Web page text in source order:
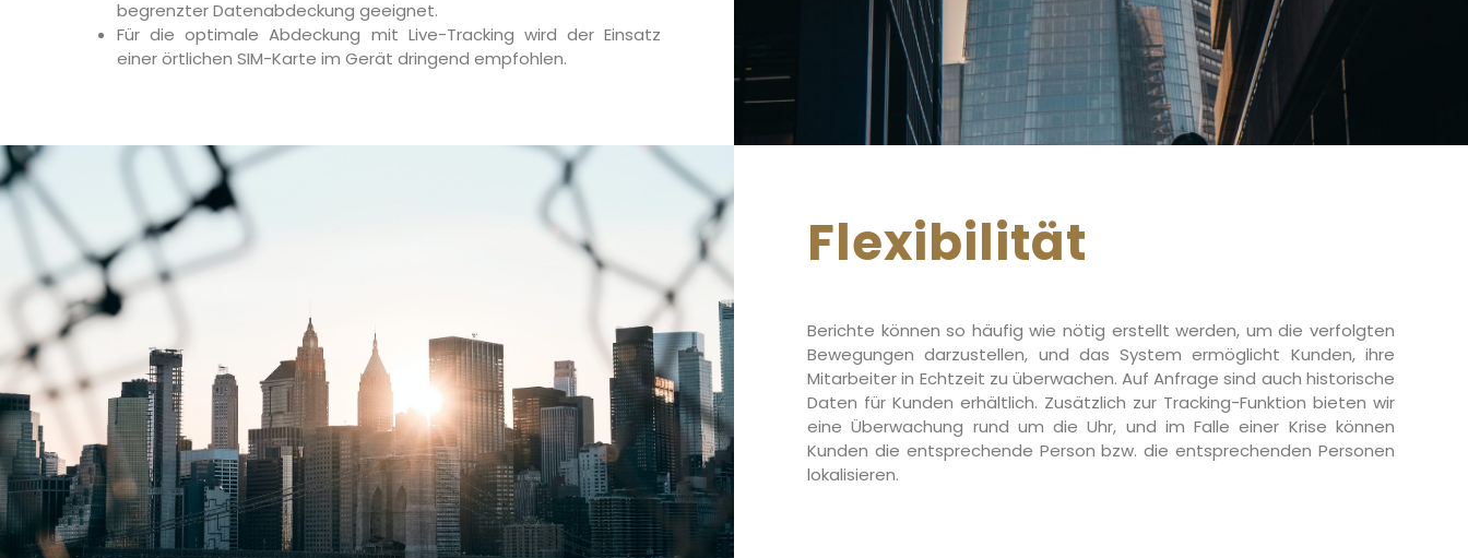
begrenzter Datenabdeckung geeignet.
Für die optimale Abdeckung mit Live-Tracking wird der Einsatz
einer örtlichen SIM-Karte im Gerät dringend empfohlen.
Flexibilität
Berichte können so häufig wie nötig erstellt werden, um die verfolgten
Bewegungen darzustellen, und das System ermöglicht Kunden, ihre
Mitarbeiter in Echtzeit zu überwachen. Auf Anfrage sind auch historische
Daten für Kunden erhältlich. Zusätzlich zur Tracking-Funktion bieten wir
eine Überwachung rund um die Uhr, und im Falle einer Krise können
Kunden die entsprechende Person bzw. die entsprechenden Personen
lokalisieren.